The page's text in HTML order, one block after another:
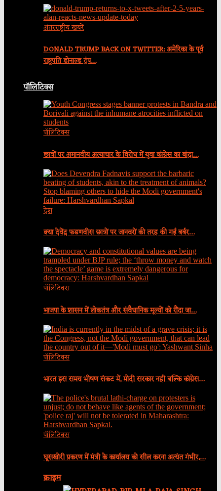
अंतरराष्ट्रीय खबरें
DONALD TRUMP BACK ON TWITTER: अमेरिका के पूर्व
राष्ट्रपति डोनाल्ड ट्रंप…
पॉलिटिक्स
पॉलिटिक्स
छात्रों पर अमानवीय अत्याचार के विरोध में युवा कांग्रेस का बांद्रा…
देश
क्या देवेंद्र फडणवीस छात्रों पर जानवरों की तरह की गई बर्बर…
पॉलिटिक्स
भाजपा के शासन में लोकतंत्र और संवैधानिक मूल्यों को रौंदा जा…
पॉलिटिक्स
भारत इस समय भीषण संकट में, मोदी सरकार नहीं बल्कि कांग्रेस…
पॉलिटिक्स
घूसखोरी प्रकरण में मंत्री के कार्यालय को सील करना अत्यंत गंभीर,…
क्राइम